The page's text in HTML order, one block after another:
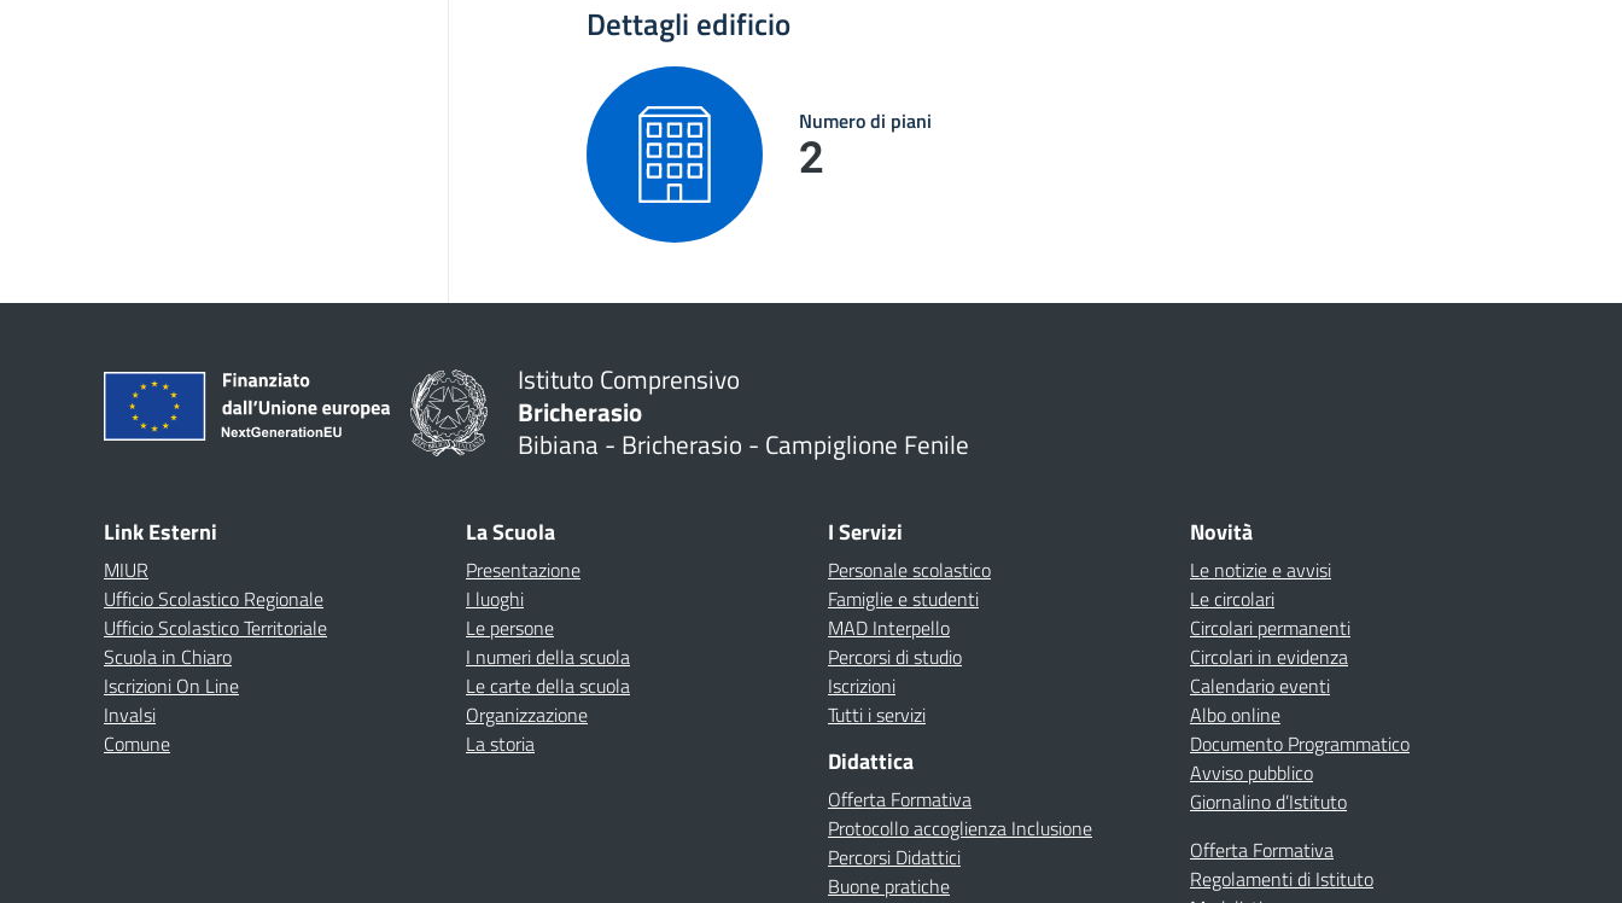
Dettagli edificio
Numero di piani
2
Istituto Comprensivo
Bricherasio
Bibiana - Bricherasio - Campiglione Fenile
Link Esterni
MIUR
Ufficio Scolastico Regionale
Ufficio Scolastico Territoriale
Scuola in Chiaro
Iscrizioni On Line
Invalsi
Comune
La Scuola
Presentazione
I luoghi
Le persone
I numeri della scuola
Le carte della scuola
Organizzazione
La storia
I Servizi
Personale scolastico
Famiglie e studenti
MAD Interpello
Percorsi di studio
Iscrizioni
Tutti i servizi
Didattica
Offerta Formativa
Protocollo accoglienza Inclusione
Percorsi Didattici
Buone pratiche
Novità
Le notizie e avvisi
Le circolari
Circolari permanenti
Circolari in evidenza
Calendario eventi
Albo online
Documento Programmatico
Avviso pubblico
Giornalino d’Istituto
Offerta Formativa
Regolamenti di Istituto